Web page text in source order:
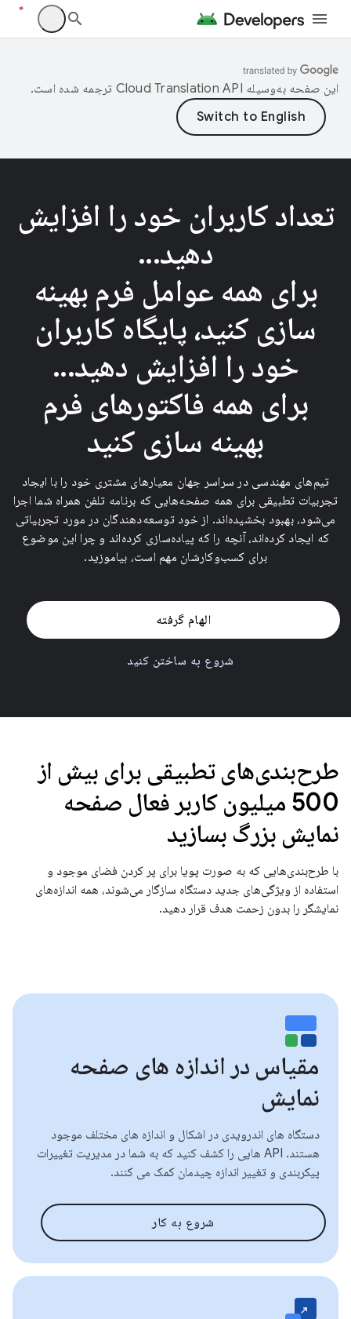
این صفحه به‌وسیله ترجمه شده است.
تعداد کاربران خود را افزایش
دهید...
برای همه عوامل فرم بهینه
سازی کنید، پایگاه کاربران
خود را افزایش دهید...
برای همه فاکتورهای فرم
بهینه سازی کنید
تیم‌های مهندسی در سراسر جهان معیارهای مشتری خود را با ایجاد
تجربیات تطبیقی ​​برای همه صفحه‌هایی که برنامه تلفن همراه شما اجرا
می‌شود، بهبود بخشیده‌اند. از خود توسعه‌دهندگان در مورد تجربیاتی
که ایجاد کرده‌اند، آنچه را که پیاده‌سازی کرده‌اند و چرا این موضوع
برای کسب‌وکارشان مهم است، بیاموزید.
الهام گرفته
شروع به ساختن کنید
طرح‌بندی‌های تطبیقی ​​برای بیش از
500 میلیون کاربر فعال صفحه
نمایش بزرگ بسازید
با طرح‌بندی‌هایی که به صورت پویا برای پر کردن فضای موجود و
استفاده از ویژگی‌های جدید دستگاه سازگار می‌شوند، همه اندازه‌های
نمایشگر را بدون زحمت هدف قرار دهید.
مقیاس در اندازه های صفحه
نمایش
دستگاه های اندرویدی در اشکال و اندازه های مختلف موجود
هستند. API هایی را کشف کنید که به شما در مدیریت تغییرات
پیکربندی و تغییر اندازه چیدمان کمک می کنند.
شروع به کار